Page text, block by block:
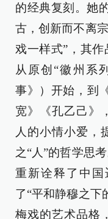
的经典复刻。她
古，创新而不离
戏一样式”，其作
从原创“徽州系
事》）开始，到
宽》《孔乙己》
人的小情小爱，
之“人”的哲学思
重新诠释了中
了“平和静穆之下
梅戏的艺术品格